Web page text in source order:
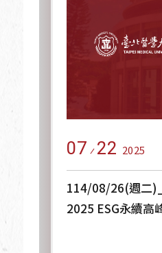
07 22 2025
114/08/26(週二)_
2025 ESG永續高